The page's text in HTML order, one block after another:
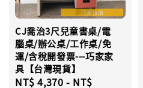
CJ喬治3尺兒童書桌/電
腦桌/辦公桌/工作桌/免
運/含稅開發票---巧家家
具【台灣現貨】
Sale
NT$ 4,370 - NT$